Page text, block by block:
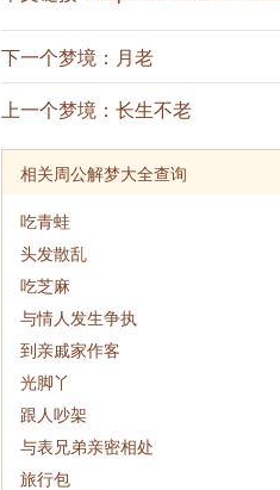
下一个梦境： 月老
上一个梦境： 长生不老
相关周公解梦大全查询
吃青蛙
头发散乱
吃芝麻
与情人发生争执
到亲戚家作客
光脚丫
跟人吵架
与表兄弟亲密相处
旅行包